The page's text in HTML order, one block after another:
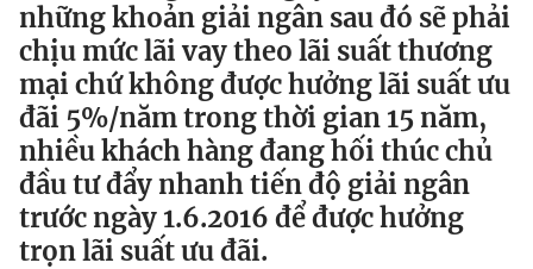
Thông tin tòa soạn Liên hệ quảng cáo
Đọc Thanh Niên trên điện thoại
những khoản giải ngân sau đó sẽ phải
chịu mức lãi vay theo lãi suất thương
mại chứ không được hưởng lãi suất ưu
đãi 5%/năm trong thời gian 15 năm,
nhiều khách hàng đang hối thúc chủ
đầu tư đẩy nhanh tiến độ giải ngân
trước ngày 1.6.2016 để được hưởng
trọn lãi suất ưu đãi.